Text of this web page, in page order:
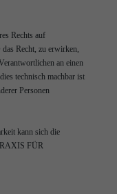
Rechts auf
Recht, zu erwirken,
an einen
technisch machbar ist
Personen
kann sich die
FÜR